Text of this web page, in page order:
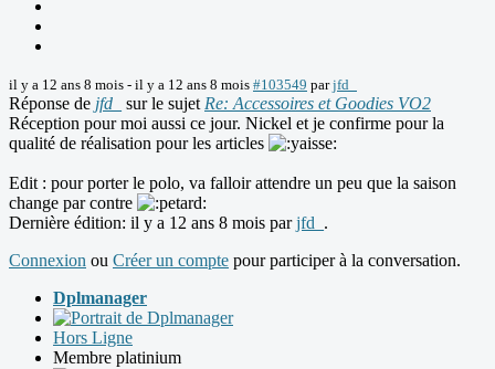
il y a 12 ans 8 mois - il y a 12 ans 8 mois #103549 parjfd_
Réponse de jfd_ sur le sujetRe: Accessoires et Goodies VO2
Réception pour moi aussi ce jour. Nickel et je confirme pour la
qualité de réalisation pour les articles
Edit : pour porter le polo, va falloir attendre un peu que la saison
change par contre
Dernière édition: il y a 12 ans 8 mois parjfd_ .
Connexion ou Créer un compte pour participer à la conversation.
Dplmanager
Hors Ligne
Membre platinium